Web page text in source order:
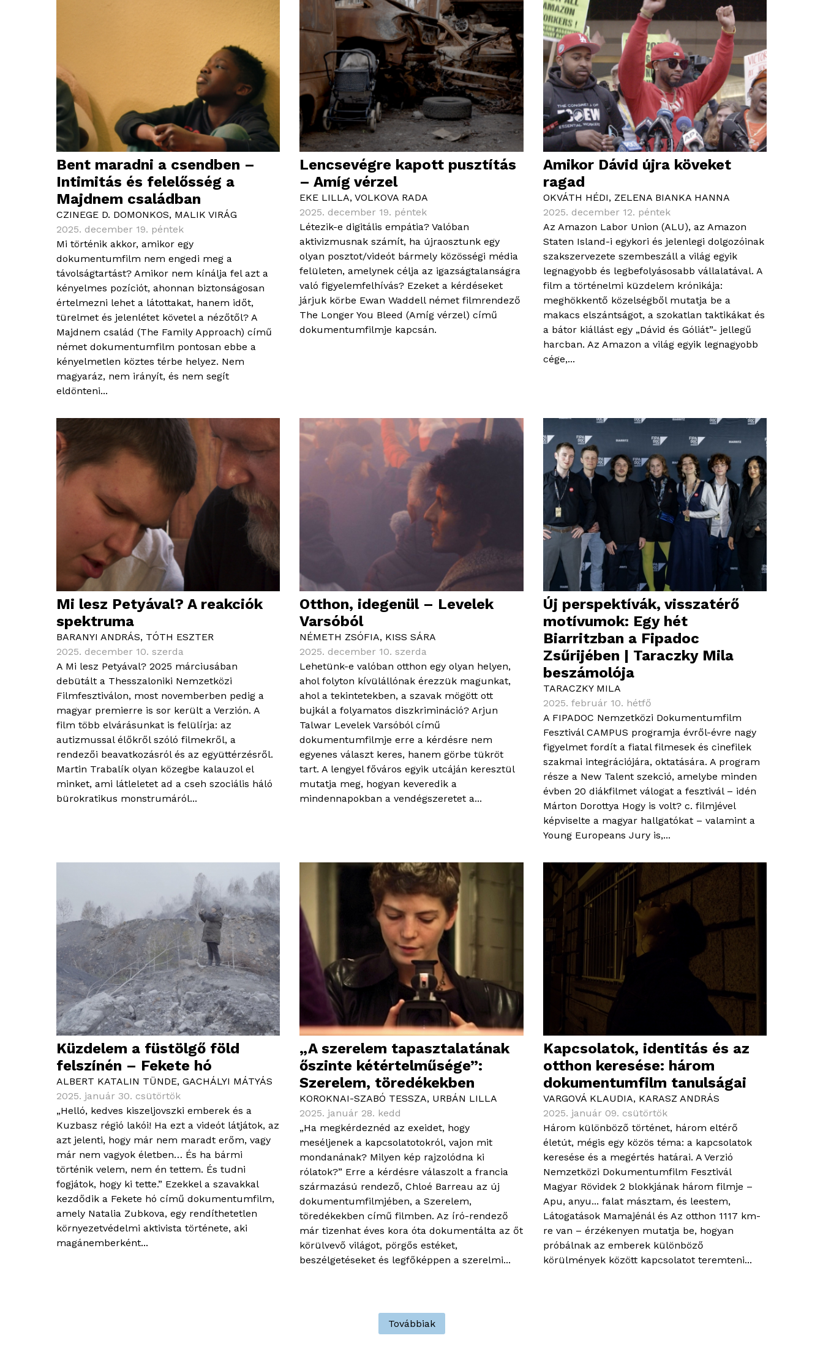
Bent maradni a csendben –
Intimitás és felelősség a
Majdnem családban
CZINEGE D. DOMONKOS, MALIK VIRÁG
2025. december 19. péntek
Mi történik akkor, amikor egy
dokumentumfilm nem engedi meg a
távolságtartást? Amikor nem kínálja fel azt a
kényelmes pozíciót, ahonnan biztonságosan
értelmezni lehet a látottakat, hanem időt,
türelmet és jelenlétet követel a nézőtől? A
Majdnem család (The Family Approach) című
német dokumentumfilm pontosan ebbe a
kényelmetlen köztes térbe helyez. Nem
magyaráz, nem irányít, és nem segít
eldönteni...
Lencsevégre kapott pusztítás
– Amíg vérzel
EKE LILLA,VOLKOVA RADA
2025. december 19. péntek
Létezik-e digitális empátia? Valóban
aktivizmusnak számít, ha újraosztunk egy
olyan posztot/videót bármely közösségi média
felületen, amelynek célja az igazságtalanságra
való figyelemfelhívás? Ezeket a kérdéseket
járjuk körbe Ewan Waddell német filmrendező
The Longer You Bleed (Amíg vérzel) című
dokumentumfilmje kapcsán.
Amikor Dávid újra köveket
ragad
OKVÁTH HÉDI, ZELENA BIANKA HANNA
2025. december 12. péntek
Az Amazon Labor Union (ALU), az Amazon
Staten Island-i egykori és jelenlegi dolgozóinak
szakszervezete szembeszáll a világ egyik
legnagyobb és legbefolyásosabb vállalatával. A
film a történelmi küzdelem krónikája:
meghökkentő közelségből mutatja be a
makacs elszántságot, a szokatlan taktikákat és
a bátor kiállást egy „Dávid és Góliát”- jellegű
harcban. Az Amazon a világ egyik legnagyobb
cége,...
Mi lesz Petyával? A reakciók
spektruma
BARANYI ANDRÁS, TÓTH ESZTER
2025. december 10. szerda
A Mi lesz Petyával? 2025 márciusában
debütált a Thesszaloniki Nemzetközi
Filmfesztiválon, most novemberben pedig a
magyar premierre is sor került a Verzión. A
film több elvárásunkat is felülírja: az
autizmussal élőkről szóló filmekről, a
rendezői beavatkozásról és az együttérzésről.
Martin Trabalík olyan közegbe kalauzol el
minket, ami látleletet ad a cseh szociális háló
bürokratikus monstrumáról...
Otthon, idegenül – Levelek
Varsóból
NÉMETH ZSÓFIA, KISS SÁRA
2025. december 10. szerda
Lehetünk-e valóban otthon egy olyan helyen,
ahol folyton kívülállónak érezzük magunkat,
ahol a tekintetekben, a szavak mögött ott
bujkál a folyamatos diszkrimináció? Arjun
Talwar Levelek Varsóból című
dokumentumfilmje erre a kérdésre nem
egyenes választ keres, hanem görbe tükröt
tart. A lengyel főváros egyik utcáján keresztül
mutatja meg, hogyan keveredik a
mindennapokban a vendégszeretet a...
Új perspektívák, visszatérő
motívumok: Egy hét
Biarritzban a Fipadoc
Zsűrijében | Taraczky Mila
beszámolója
TARACZKY MILA
2025. február 10. hétfő
A FIPADOC Nemzetközi Dokumentumfilm
Fesztivál CAMPUS programja évről-évre nagy
figyelmet fordít a fiatal filmesek és cinefilek
szakmai integrációjára, oktatására. A program
része a New Talent szekció, amelybe minden
évben 20 diákfilmet válogat a fesztivál – idén
Márton Dorottya Hogy is volt? c. filmjével
képviselte a magyar hallgatókat – valamint a
Young Europeans Jury is,...
Küzdelem a füstölgő föld
felszínén – Fekete hó
ALBERT KATALIN TÜNDE, GACHÁLYI MÁTYÁS
2025. január 30. csütörtök
„Helló, kedves kiszeljovszki emberek és a
Kuzbasz régió lakói! Ha ezt a videót látjátok, az
azt jelenti, hogy már nem maradt erőm, vagy
már nem vagyok életben… És ha bármi
történik velem, nem én tettem. És tudni
fogjátok, hogy ki tette.” Ezekkel a szavakkal
kezdődik a Fekete hó című dokumentumfilm,
amely Natalia Zubkova, egy rendíthetetlen
környezetvédelmi aktivista története, aki
magánemberként...
„A szerelem tapasztalatának
őszinte kétértelműsége”:
Szerelem, töredékekben
KOROKNAI-SZABÓ TESSZA, URBÁN LILLA
2025. január 28. kedd
„Ha megkérdeznéd az exeidet, hogy
meséljenek a kapcsolatotokról, vajon mit
mondanának? Milyen kép rajzolódna ki
rólatok?” Erre a kérdésre válaszolt a francia
származású rendező, Chloé Barreau az új
dokumentumfilmjében, a Szerelem,
töredékekben című filmben. Az író-rendező
már tizenhat éves kora óta dokumentálta az őt
körülvevő világot, pörgős estéket,
beszélgetéseket és legfőképpen a szerelmi...
Kapcsolatok, identitás és az
otthon keresése: három
dokumentumfilm tanulságai
VARGOVÁ KLAUDIA, KARASZ ANDRÁS
2025. január 09. csütörtök
Három különböző történet, három eltérő
életút, mégis egy közös téma: a kapcsolatok
keresése és a megértés határai. A Verzió
Nemzetközi Dokumentumfilm Fesztivál
Magyar Rövidek 2 blokkjának három filmje –
Apu, anyu... falat másztam, és leestem,
Látogatások Mamajénál és Az otthon 1117 km-
re van – érzékenyen mutatja be, hogyan
próbálnak az emberek különböző
körülmények között kapcsolatot teremteni...
Továbbiak